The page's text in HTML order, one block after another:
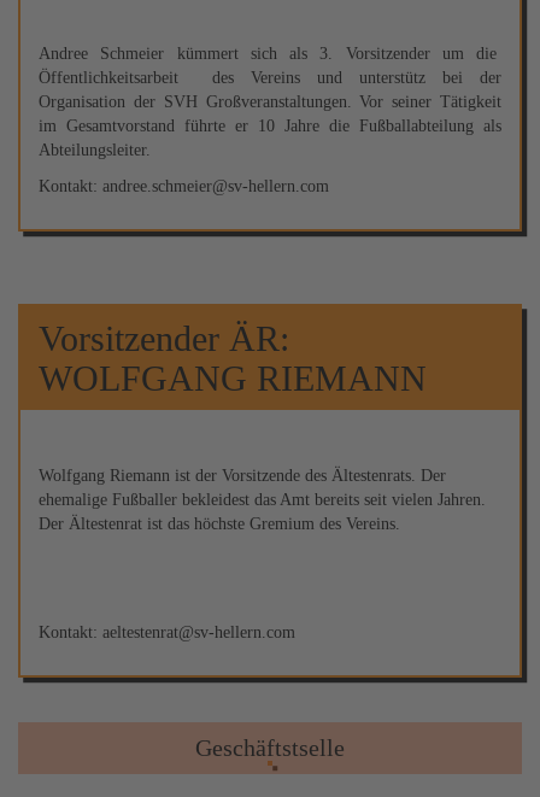
Andree Schmeier kümmert sich als 3. Vorsitzender um die
Öffentlichkeitsarbeit des Vereins und unterstütz bei der
Organisation der SVH Großveranstaltungen. Vor seiner Tätigkeit
im Gesamtvorstand führte er 10 Jahre die Fußballabteilung als
Abteilungsleiter.
Kontakt: andree.schmeier@sv-hellern.com
Vorsitzender ÄR:
WOLFGANG RIEMANN
Wolfgang Riemann ist der Vorsitzende des Ältestenrats. Der
ehemalige Fußballer bekleidest das Amt bereits seit vielen Jahren.
Der Ältestenrat ist das höchste Gremium des Vereins.
Kontakt: aeltestenrat@sv-hellern.com
Geschäftstselle